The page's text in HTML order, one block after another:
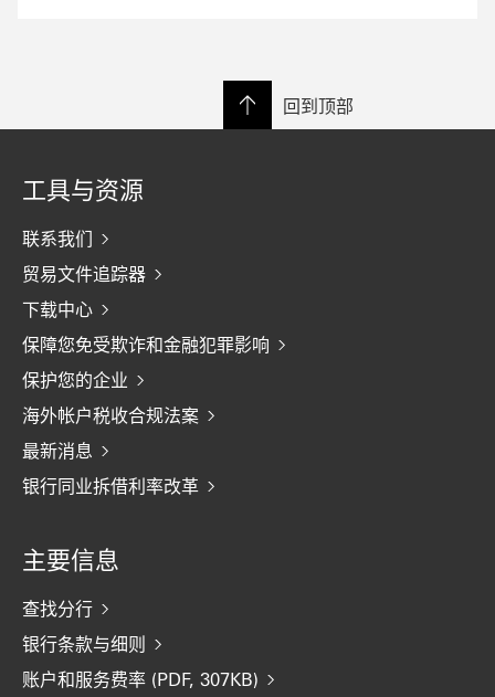
回到顶部
工具与资源
联系我们
贸易文件追踪器
下载中心
保障您免受欺诈和金融犯罪影响
保护您的企业
海外帐户税收合规法案
最新消息
银行同业拆借利率改革
主要信息
查找分行
银行条款与细则
账户和服务费率 (PDF, 307KB)